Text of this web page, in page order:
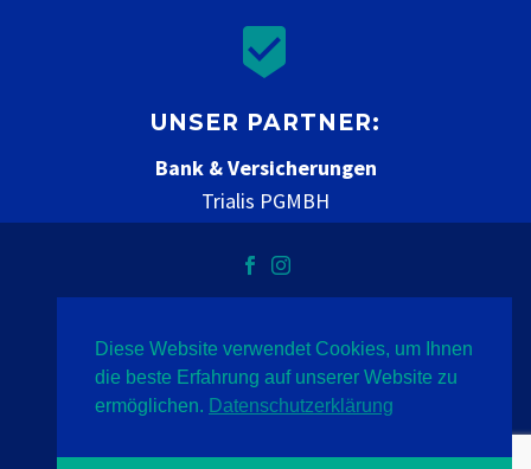


UNSER PARTNER:
Bank & Versicherungen
Trialis PGMBH
Vie privée mentions légales contact
2020 © Immo Keul- Indigo
Diese Website verwendet Cookies, um Ihnen
die beste Erfahrung auf unserer Website zu
ermöglichen. Datenschutzerklärung